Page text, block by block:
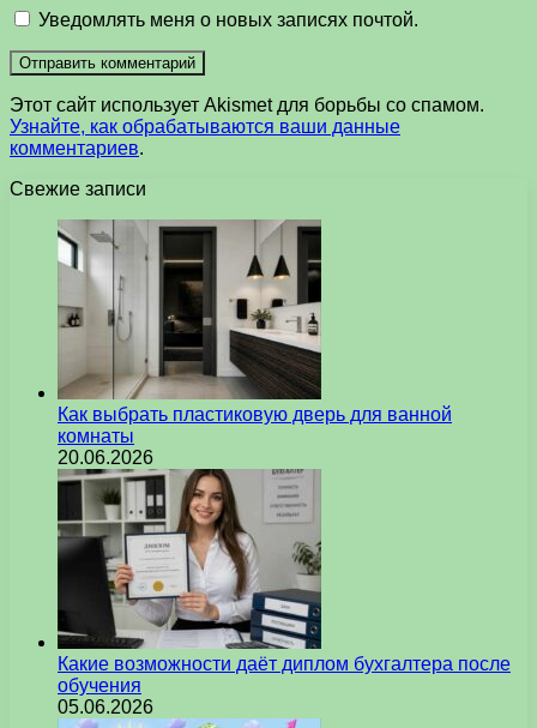
Уведомлять меня о новых записях почтой.
Этот сайт использует Akismet для борьбы со спамом.
Узнайте, как обрабатываются ваши данные
комментариев.
Свежие записи
Как выбрать пластиковую дверь для ванной
комнаты
20.06.2026
Какие возможности даёт диплом бухгалтера после
обучения
05.06.2026